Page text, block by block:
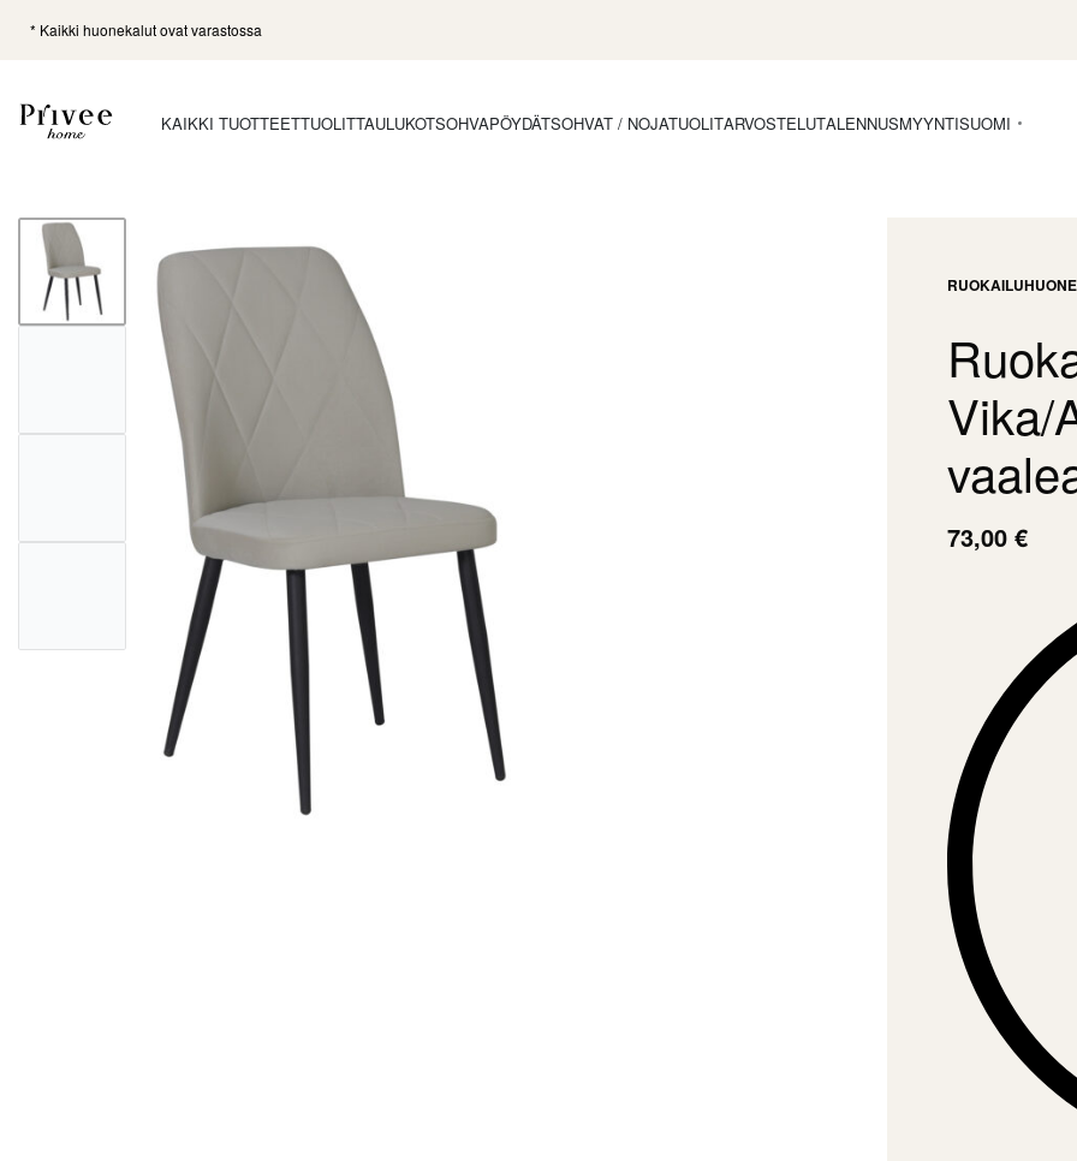
* Kaikki huonekalut ovat varastossa
KAIKKI TUOTTEETTUOLITTAULUKOTSOHVAPÖYDÄTSOHVAT / NOJATUOLITARVOSTELUTALENNUSMYYNTISUOMI
RUOKAILUHUONE
Vika/
73,00 €